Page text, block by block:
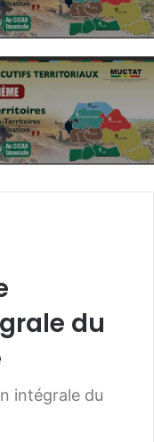
du
intégrale du